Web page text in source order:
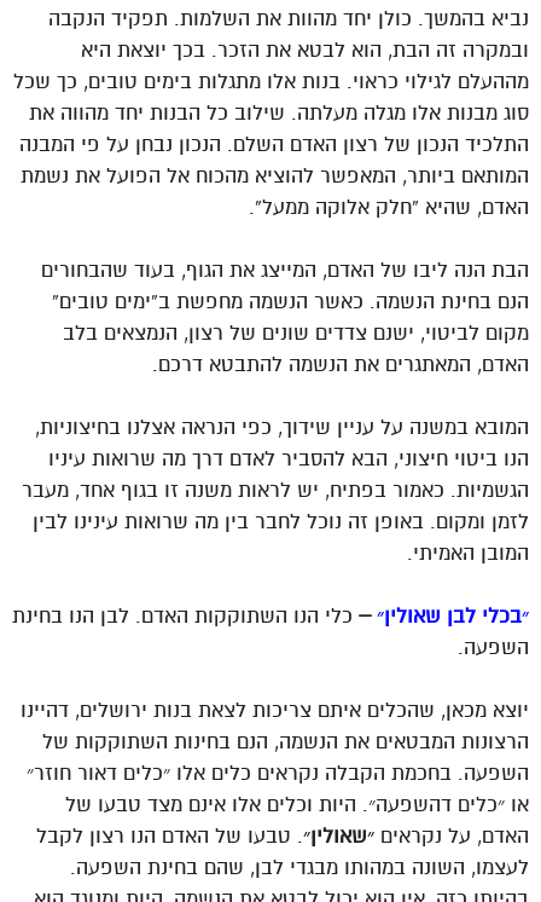
נביא בהמשך. כולן יחד מהוות את השלמות. תפקיד הנקבה
ובמקרה זה הבת, הוא לבטא את הזכר. בכך יוצאת היא
מההעלם לגילוי כראוי. בנות אלו מתגלות בימים טובים, כך שכל
סוג מבנות אלו מגלה מעלתה. שילוב כל הבנות יחד מהווה את
התלכיד הנכון של רצון האדם השלם. הנכון נבחן על פי המבנה
המותאם ביותר, המאפשר להוציא מהכוח אל הפועל את נשמת
האדם, שהיא “חלק אלוקה ממעל”.
הבת הנה ליבו של האדם, המייצג את הגוף, בעוד שהבחורים
הנם בחינת הנשמה. כאשר הנשמה מחפשת ב”ימים טובים”
מקום לביטוי, ישנם צדדים שונים של רצון, הנמצאים בלב
האדם, המאתגרים את הנשמה להתבטא דרכם.
המובא במשנה על עניין שידוך, כפי הנראה אצלנו בחיצוניות,
הנו ביטוי חיצוני, הבא להסביר לאדם דרך מה שרואות עיניו
הגשמיות. כאמור בפתיח, יש לראות משנה זו בגוף אחד, מעבר
לזמן ומקום. באופן זה נוכל לחבר בין מה שרואות עינינו לבין
המובן האמיתי.
״בכלי לבן שאולין״– כלי הנו השתוקקות האדם. לבן הנו בחינת
השפעה.
יוצא מכאן, שהכלים איתם צריכות לצאת בנות ירושלים, דהיינו
הרצונות המבטאים את הנשמה, הנם בחינות השתוקקות של
השפעה. בחכמת הקבלה נקראים כלים אלו ״כלים דאור חוזר״
או ״כלים דהשפעה״. היות וכלים אלו אינם מצד טבעו של
האדם, על נקראים ״שאולין״. טבעו של האדם הנו רצון לקבל
לעצמו, השונה במהותו מבגדי לבן, שהם בחינת השפעה.